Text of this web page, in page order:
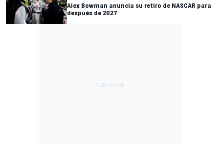
Alex Bowman anuncia su retiro de NASCAR para
después de 2027